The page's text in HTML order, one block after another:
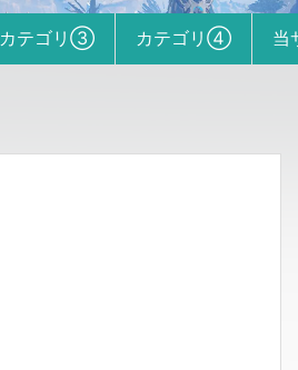
カテゴリ③ カテゴリ④ 当